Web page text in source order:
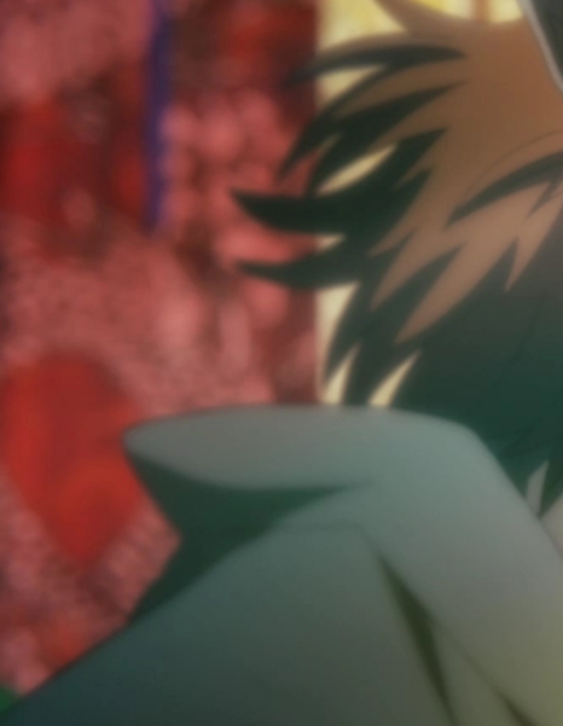
謎の青年。